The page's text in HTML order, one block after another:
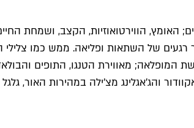
האומץ, הווירטואוזיות, הקצב, ושמחת
רגעים של השתאות ופליאה. ממש כמו
המופלאה; מאווירת הטנגו, התופים
מצ׳ילה במהירות האור, גלגל